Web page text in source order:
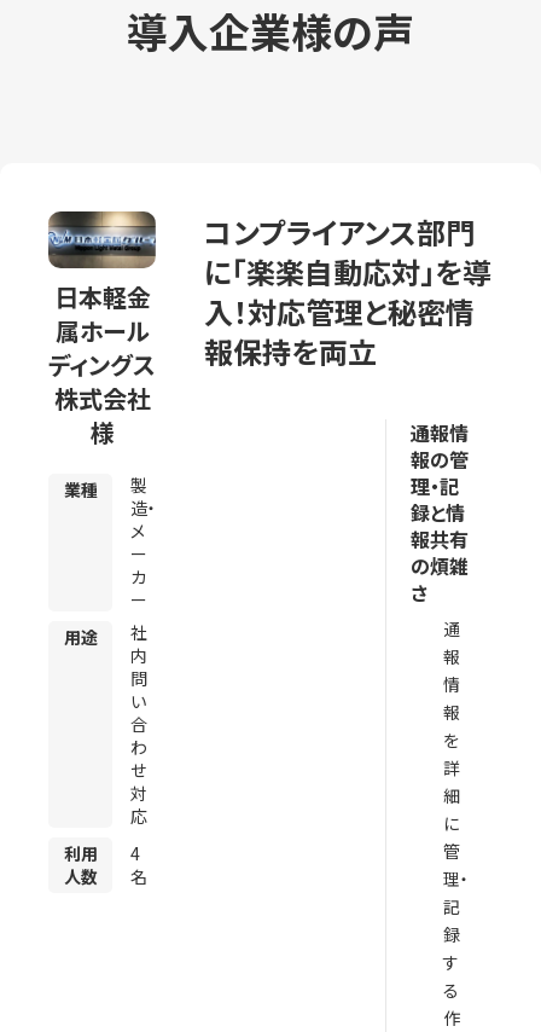
導入企業様の声
日本軽金
属ホール
ディングス
株式会社
様
業種
製
造・
メ
ー
カ
ー
用途
社
内
問
い
合
わ
せ
対
応
利用
人数
4
名
コンプライアンス部門
に「楽楽自動応対」を導
入！対応管理と秘密情
報保持を両立
通報情
報の管
理・記
録と情
報共有
の煩雑
さ
通
報
情
報
を
詳
細
に
管
理・
記
録
す
る
作